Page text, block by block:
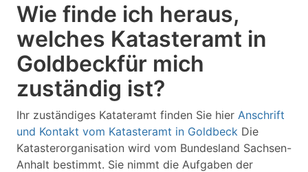
Wie finde ich heraus,
welches Katasteramt in
Goldbeckfür mich
zuständig ist?
Ihr zuständiges Katateramt finden Sie hier Anschrift
und Kontakt vom Katasteramt in Goldbeck Die
Katasterorganisation wird vom Bundesland Sachsen-
Anhalt bestimmt. Sie nimmt die Aufgaben der